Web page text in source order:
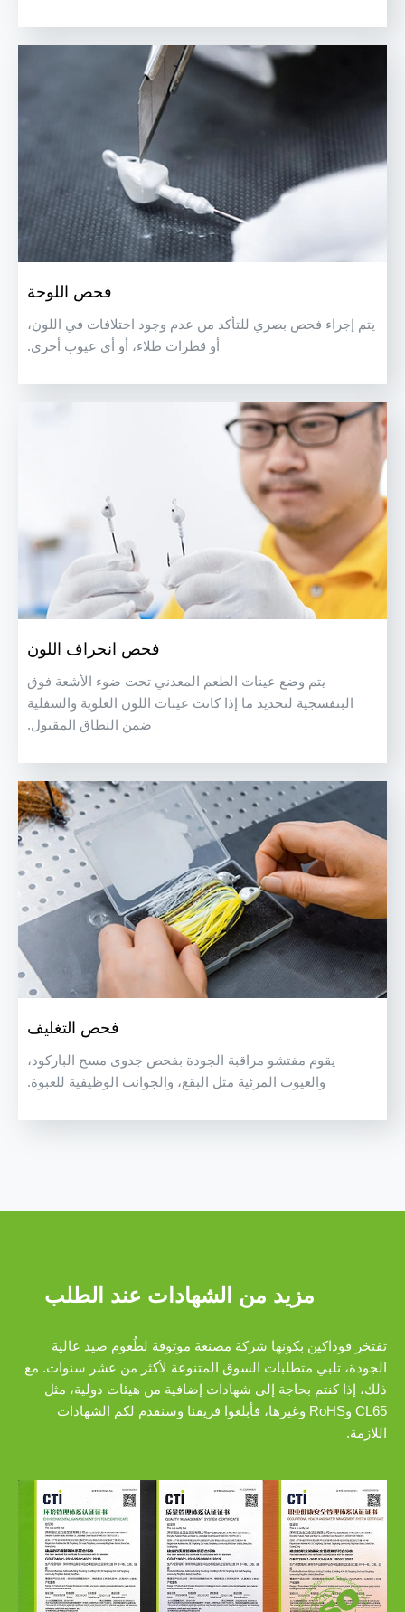
فحص اللوحة
يتم إجراء فحص بصري للتأكد من عدم وجود اختلافات في اللون،
أو قطرات طلاء، أو أي عيوب أخرى.
فحص انحراف اللون
يتم وضع عينات الطعم المعدني تحت ضوء الأشعة فوق
البنفسجية لتحديد ما إذا كانت عينات اللون العلوية والسفلية
ضمن النطاق المقبول.
فحص التغليف
يقوم مفتشو مراقبة الجودة بفحص جدوى مسح الباركود،
والعيوب المرئية مثل البقع، والجوانب الوظيفية للعبوة.
مزيد من الشهادات عند الطلب
تفتخر فوداكين بكونها شركة مصنعة موثوقة لطُعوم صيد عالية
الجودة، تلبي متطلبات السوق المتنوعة لأكثر من عشر سنوات. مع
ذلك، إذا كنتم بحاجة إلى شهادات إضافية من هيئات دولية، مثل
CL65 وRoHS وغيرها، فأبلغوا فريقنا وسنقدم لكم الشهادات
اللازمة.